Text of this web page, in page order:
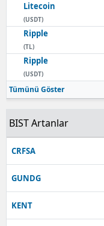
Litecoin
(USDT)
Ripple
(TL)
Ripple
(USDT)
Tümünü Göster
BIST Artanlar
CRFSA
GUNDG
KENT